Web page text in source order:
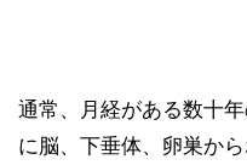
通常、月経がある数十
に脳、下垂体、卵巣か